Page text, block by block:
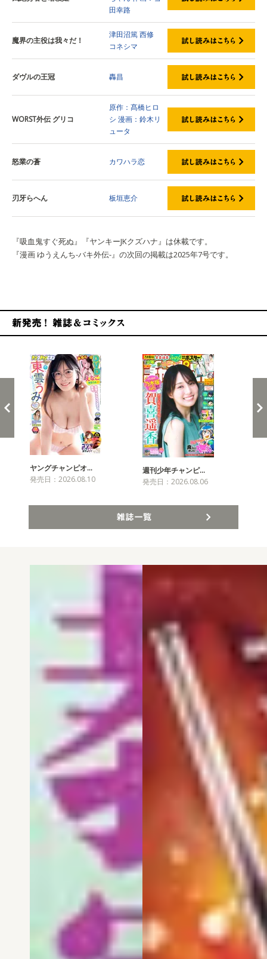
田幸路
魔界の主役は我々だ！
津田沼篤西修
コネシマ
ダヴルの王冠 轟昌
WORST外伝 グリコ
原作：髙橋ヒロ
シ 漫画：鈴木リ
ュータ
怒業の蒼 カワハラ恋
刃牙らへん 板垣恵介
『吸血鬼すぐ死ぬ』『ヤンキーJKクズハナ』は休載です。
『漫画 ゆうえんち-バキ外伝-』の次回の掲載は2025年7号です。
ヤングチャンピオ…
発売日：2026.08.10
週刊少年チャンピ…
発売日：2026.08.06